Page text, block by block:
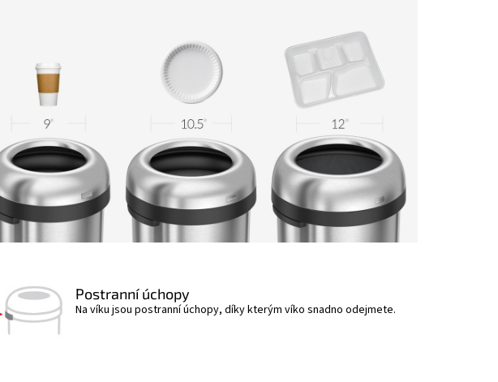
Postranní úchopy
Na víku jsou postranní úchopy, díky kterým víko snadno odejmete.